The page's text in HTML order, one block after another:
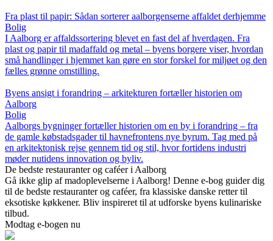
Fra plast til papir: Sådan sorterer aalborgenserne affaldet derhjemme
Bolig
I Aalborg er affaldssortering blevet en fast del af hverdagen. Fra
plast og papir til madaffald og metal – byens borgere viser, hvordan
små handlinger i hjemmet kan gøre en stor forskel for miljøet og den
fælles grønne omstilling.
Byens ansigt i forandring – arkitekturen fortæller historien om
Aalborg
Bolig
Aalborgs bygninger fortæller historien om en by i forandring – fra
de gamle købstadsgader til havnefrontens nye byrum. Tag med på
en arkitektonisk rejse gennem tid og stil, hvor fortidens industri
møder nutidens innovation og byliv.
De bedste restauranter og caféer i Aalborg
Gå ikke glip af madoplevelserne i Aalborg! Denne e-bog guider dig
til de bedste restauranter og caféer, fra klassiske danske retter til
eksotiske køkkener. Bliv inspireret til at udforske byens kulinariske
tilbud.
Modtag e-bogen nu